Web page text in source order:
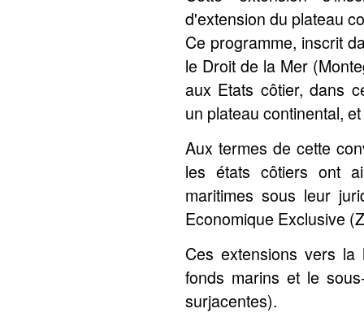
d'extension du plateau
Ce programme, inscrit
le Droit de la Mer
aux Etats côtier, dans
un plateau continental,
Aux termes de cette
les états côtiers ont
maritimes sous leur
Economique Exclusive
Ces extensions vers
fonds marins et le
surjacentes).